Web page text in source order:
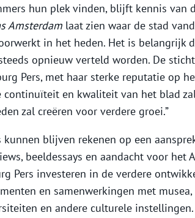
hun plek vinden, blijft kennis van
Amsterdam laat zien waar de stad
in het heden. Het is belangrijk
opnieuw verteld worden. De
Pers, met haar sterke reputatie op
continuïteit en kwaliteit van het blad
zal creëren voor verdere groei.”
kunnen blijven rekenen op een
beeldessays en aandacht voor het
Pers investeren in de verdere
en samenwerkingen met
en andere culturele instellingen.